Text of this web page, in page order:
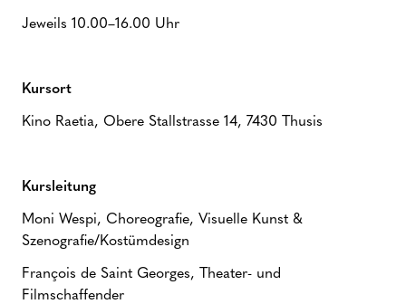
Jeweils 10.00–16.00 Uhr
Kursort
Kino Raetia, Obere Stallstrasse 14, 7430 Thusis
Kursleitung
Moni Wespi, Choreografie, Visuelle Kunst &
Szenografie/Kostümdesign
François de Saint Georges, Theater- und
Filmschaffender